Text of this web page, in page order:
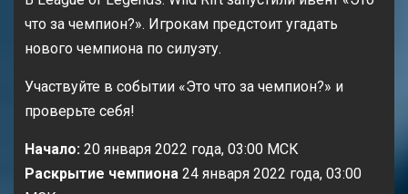
что за чемпион?». Игрокам предстоит угадать
нового чемпиона по силуэту.
Участвуйте в событии «Это что за чемпион?» и
проверьте себя!
Начало: 20 января 2022 года, 03:00 МСК
Раскрытие чемпиона 24 января 2022 года, 03:00